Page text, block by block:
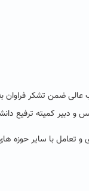
ضمن تشکر فراوان
دبیر کمیته ترفیع
تعامل با سایر حوزه